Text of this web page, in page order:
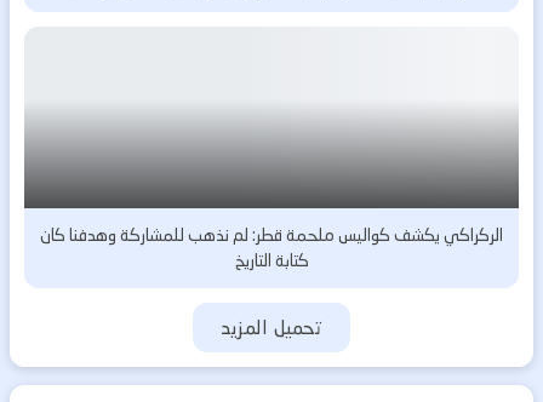
الركراكي يكشف كواليس ملحمة قطر: لم نذهب للمشاركة وهدفنا كان
كتابة التاريخ
تحميل المزيد